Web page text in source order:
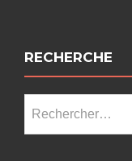
RECHERCHE